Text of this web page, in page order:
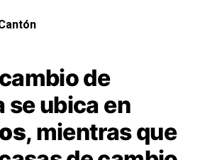
de
se ubica en
, mientras que